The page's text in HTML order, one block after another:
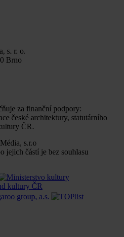
s. r. o.
Brno
za finanční podpory:
české architektury, statutárního
ČR.
s.r.o
jejich částí je bez souhlasu
group, a.s.